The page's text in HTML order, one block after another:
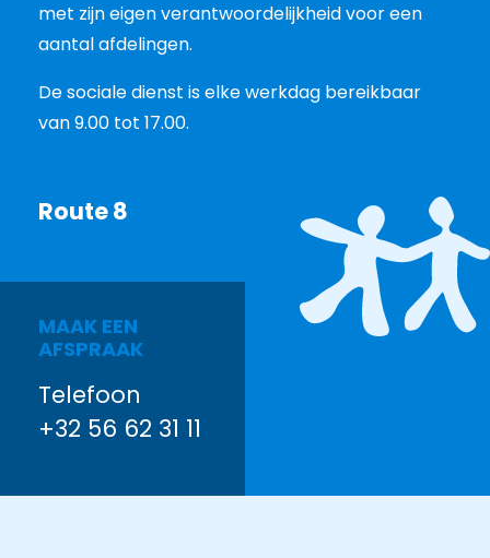
met zijn eigen verantwoordelijkheid voor een
aantal afdelingen.
De sociale dienst is elke werkdag bereikbaar
van 9.00 tot 17.00.
Route 8
MAAK EEN
AFSPRAAK
Telefoon
+32 56 62 31 11